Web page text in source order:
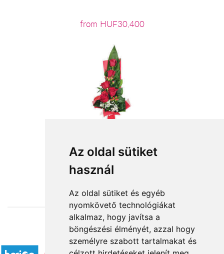
Az oldal sütiket
használ
Az oldal sütiket és egyéb
nyomkövető technológiákat
alkalmaz, hogy javítsa a
böngészési élményét, azzal hogy
személyre szabott tartalmakat és
from HUF30,400
from HUF19,680
Accepted payment methods